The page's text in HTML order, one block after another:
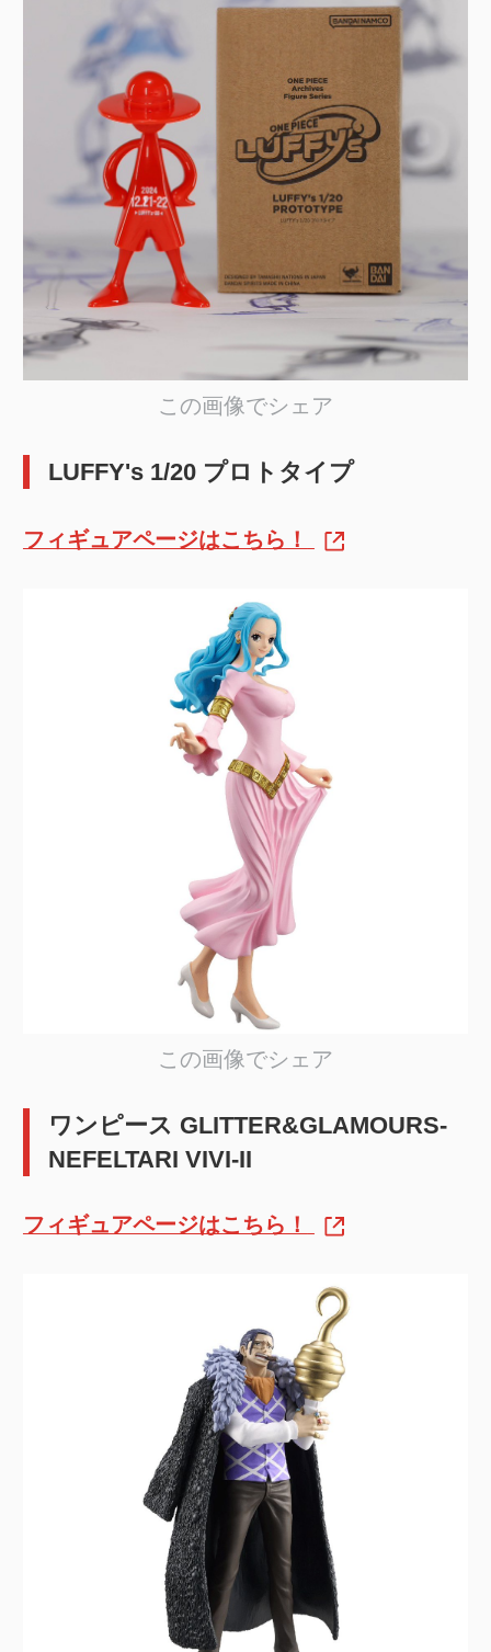
この画像でシェア
LUFFY's 1/20 プロトタイプ
フィギュアページはこちら！
この画像でシェア
ワンピース GLITTER&GLAMOURS-
NEFELTARI VIVI-II
フィギュアページはこちら！